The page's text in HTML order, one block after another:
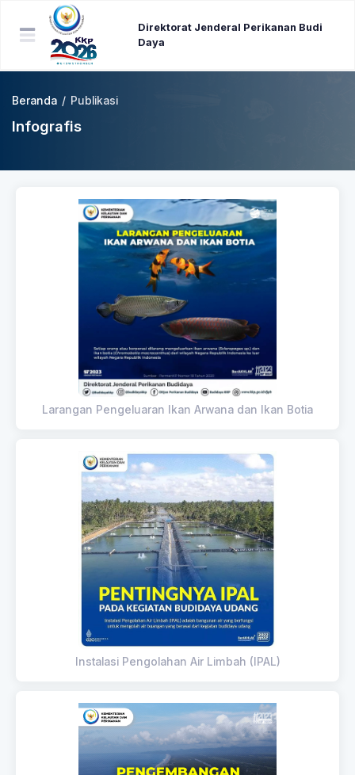
Direktorat Jenderal Perikanan Budi
Daya
Beranda / Publikasi
Infografis
Larangan Pengeluaran Ikan Arwana dan Ikan Botia
Instalasi Pengolahan Air Limbah (IPAL)